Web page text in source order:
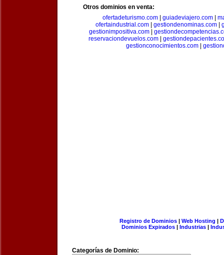
Otros dominios en venta:
ofertadeturismo.com| guiadeviajero.com|
ofertaindustrial.com| gestiondenominas.com|
gestionimpositiva.com
reservaciondevuelos.com
gestionconocimientos.com
Registro de Dominios| Web Hosting |
Dominios Expirados | Industrias |
Categorías de Dominio: